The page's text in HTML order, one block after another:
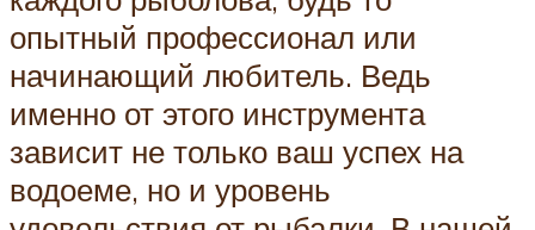
опытный профессионал или
начинающий любитель. Ведь
именно от этого инструмента
зависит не только ваш успех на
водоеме, но и уровень